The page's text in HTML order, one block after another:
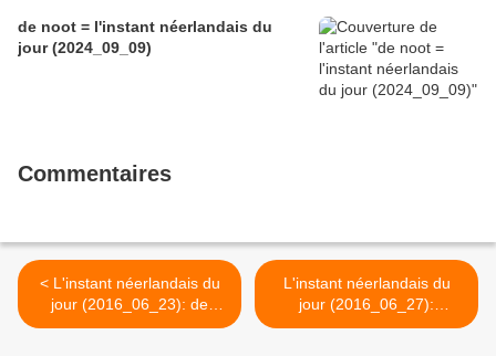
de noot = l'instant néerlandais du
jour (2024_09_09)
Commentaires
< L'instant néerlandais du
jour (2016_06_23): de
boter
L'instant néerlandais du
jour (2016_06_27):
vergeten >